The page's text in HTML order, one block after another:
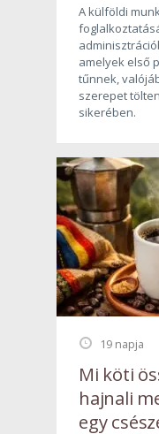
A külföldi
amelyek első
tűnnek,
szerepet
sikerében.
19 napja
Mi köti
hajnali
egy